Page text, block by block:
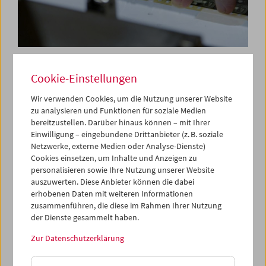
Freunde des Filmmuseums
8. Oktober 2016
Cinema Futures (2016)
Buch, Regie, Schnitt: Michael Palm; Kamera: Joerg
Burger; mit Martin Scorsese, Christopher Nolan, Tacita
Dean, Apichatpong Weerasethakul, David Bordwell,
Tom Gunning, Jacques Rancière, Margaret Bodde, Paolo
Cherchi Usai, Nicole Brenez, Michael Friend, Greg
Lukow, Mike Mashon u.a. Farbe, 126 min, dt./engl.
Da die Vergangenheit, Gegenwart und Zukunft des Kinos
Cookie-Einstellungen
Wir verwenden Cookies, um die Nutzung unserer Website
zu analysieren und Funktionen für soziale Medien
bereitzustellen. Darüber hinaus können – mit Ihrer
Einwilligung – eingebundene Drittanbieter (z. B. soziale
Netzwerke, externe Medien oder Analyse-Dienste)
Cookies einsetzen, um Inhalte und Anzeigen zu
personalisieren sowie Ihre Nutzung unserer Website
auszuwerten. Diese Anbieter können die dabei
erhobenen Daten mit weiteren Informationen
zusammenführen, die diese im Rahmen Ihrer Nutzung
der Dienste gesammelt haben.
Zur Datenschutzerklärung